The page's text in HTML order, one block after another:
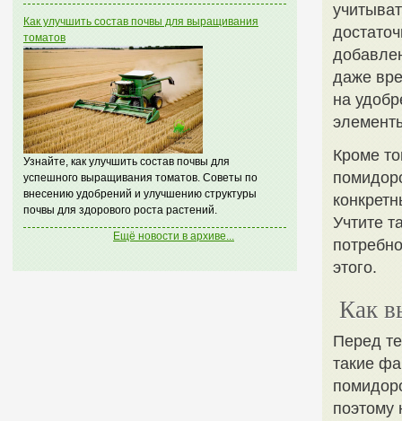
Как улучшить состав почвы для выращивания
томатов
Узнайте, как улучшить состав почвы для
успешного выращивания томатов. Советы по
внесению удобрений и улучшению структуры
почвы для здорового роста растений.
Ещё новости в архиве...
даже
на
Кроме
Учтите
этого.
Как
Перед
такие
поэтому